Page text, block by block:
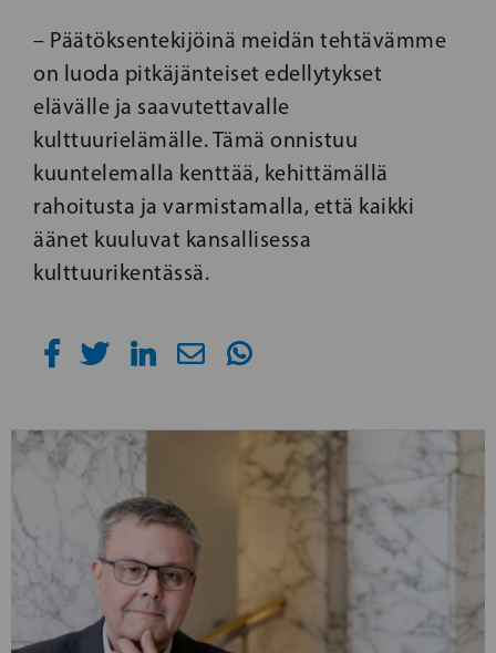
– Päätöksentekijöinä meidän tehtävämme
on luoda pitkäjänteiset edellytykset
elävälle ja saavutettavalle
kulttuurielämälle. Tämä onnistuu
kuuntelemalla kenttää, kehittämällä
rahoitusta ja varmistamalla, että kaikki
äänet kuuluvat kansallisessa
kulttuurikentässä.